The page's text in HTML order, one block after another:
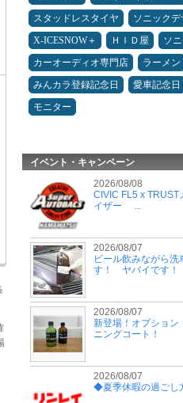
スタッドレスタイヤ
ソニックデ
X-ICESNOW＋
ＨＩＤ屋
ソ
カーオーディオ専門店
ラーメン
みんカラ登録記念日
愛車記念日
モニター
イベント・キャンペーン
2026/08/08
CIVIC FL5 x TRUST
イザー ...
2026/08/07
ビール飲みながら洗
す！ ヤバイです！
2026/08/07
新登場！オプション
ニングコート！
2026/08/07
◆夏季休暇の過ごし